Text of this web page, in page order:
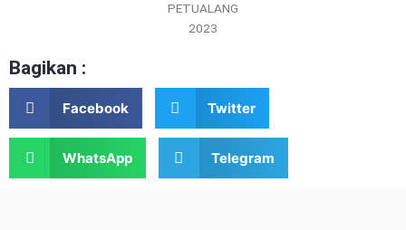
PETUALANG
2023
Bagikan :
Facebook Twitter
WhatsApp Telegram